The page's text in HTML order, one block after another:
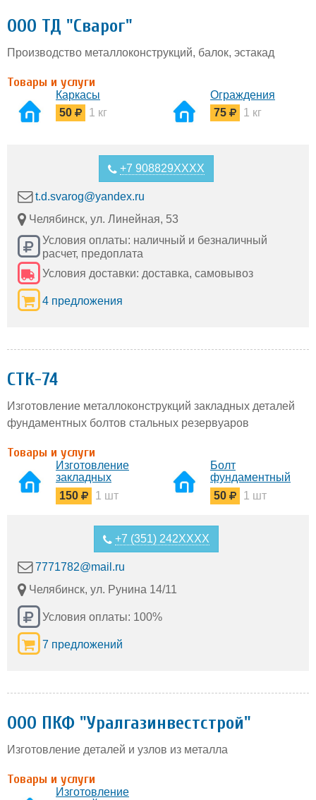
ООО ТД "Сварог"
Производство металлоконструкций, балок, эстакад
Товары и услуги
Каркасы
50
1 кг
Ограждения
75
1 кг
+7 908829XXXX
t.d.svarog@yandex.ru
Челябинск, ул. Линейная, 53
Условия оплаты: наличный и безналичный
расчет, предоплата
Условия доставки: доставка, самовывоз
4 предложения
СТК-74
Изготовление металлоконструкций закладных деталей
фундаментных болтов стальных резервуаров
Товары и услуги
Изготовление
закладных
деталей
150 1 шт
Болт
фундаментный
ГОСТ 24379.1-80
Тип 1,2,3,4,5,6
50 1 шт
+7 (351) 242XXXX
7771782@mail.ru
Челябинск, ул. Рунина 14/11
Условия оплаты: 100%
7 предложений
ООО ПКФ "Уралгазинвестстрой"
Изготовление деталей и узлов из металла
Товары и услуги
Изготовление